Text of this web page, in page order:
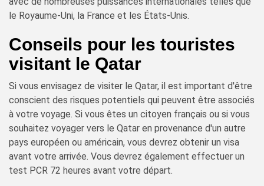
le Royaume-Uni, la France et les États-Unis.
Conseils pour les touristes
visitant le Qatar
Si vous envisagez de visiter le Qatar, il est important d'être
conscient des risques potentiels qui peuvent être associés
à votre voyage. Si vous êtes un citoyen français ou si vous
souhaitez voyager vers le Qatar en provenance d'un autre
pays européen ou américain, vous devrez obtenir un visa
avant votre arrivée. Vous devrez également effectuer un
test PCR 72 heures avant votre départ.